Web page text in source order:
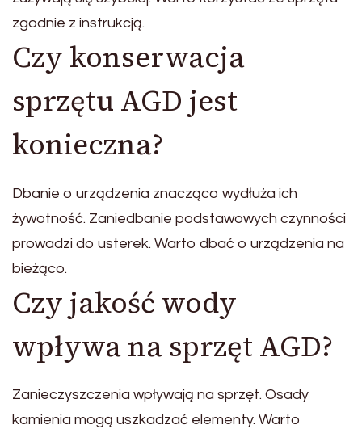
zgodnie z instrukcją.
Czy konserwacja
sprzętu AGD jest
konieczna?
Dbanie o urządzenia znacząco wydłuża ich
żywotność. Zaniedbanie podstawowych czynności
prowadzi do usterek. Warto dbać o urządzenia na
bieżąco.
Czy jakość wody
wpływa na sprzęt AGD?
Zanieczyszczenia wpływają na sprzęt. Osady
kamienia mogą uszkadzać elementy. Warto